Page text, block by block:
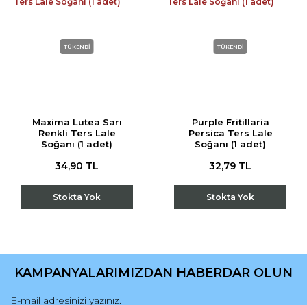
TÜKENDİ
Maxima Lutea Sarı
Renkli Ters Lale
Soğanı (1 adet)
34,90 TL
Stokta Yok
TÜKENDİ
Purple Fritillaria
Persica Ters Lale
Soğanı (1 adet)
32,79 TL
Stokta Yok
KAMPANYALARIMIZDAN HABERDAR OLUN